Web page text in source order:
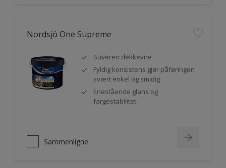
Nordsjö One Supreme
Suveren dekkevne
Fyldig konsistens gjør påføringen
svært enkel og smidig
Enestående glans og
fargestabilitet
Sammenligne